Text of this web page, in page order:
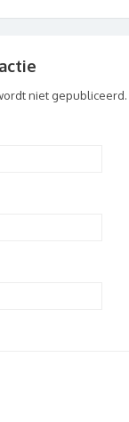
niet gepubliceerd.